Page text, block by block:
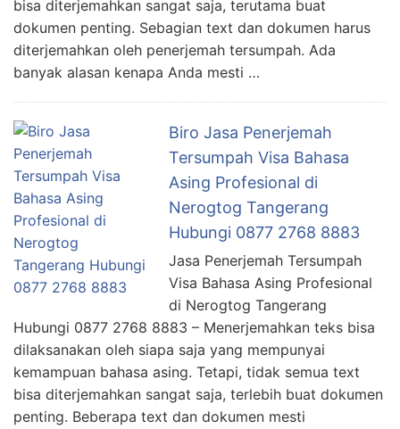
bisa diterjemahkan sangat saja, terutama buat
dokumen penting. Sebagian text dan dokumen harus
diterjemahkan oleh penerjemah tersumpah. Ada
banyak alasan kenapa Anda mesti …
Biro Jasa Penerjemah
Tersumpah Visa Bahasa
Asing Profesional di
Nerogtog Tangerang
Hubungi 0877 2768 8883
Jasa Penerjemah Tersumpah
Visa Bahasa Asing Profesional
di Nerogtog Tangerang
Hubungi 0877 2768 8883 – Menerjemahkan teks bisa
dilaksanakan oleh siapa saja yang mempunyai
kemampuan bahasa asing. Tetapi, tidak semua text
bisa diterjemahkan sangat saja, terlebih buat dokumen
penting. Beberapa text dan dokumen mesti